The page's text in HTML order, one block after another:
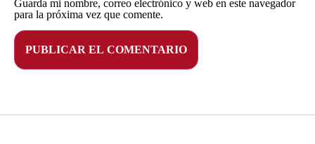
Guarda mi nombre, correo electrónico y web en este navegador
para la próxima vez que comente.